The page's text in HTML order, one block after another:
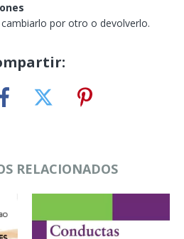
por otro o devolverlo.
RELACIONADOS